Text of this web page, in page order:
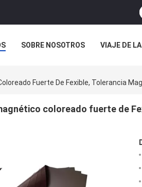
SOBRE NOSOTROS VIAJE DE
Fuerte De Fexible, Tolerancia
coloreado fuerte de